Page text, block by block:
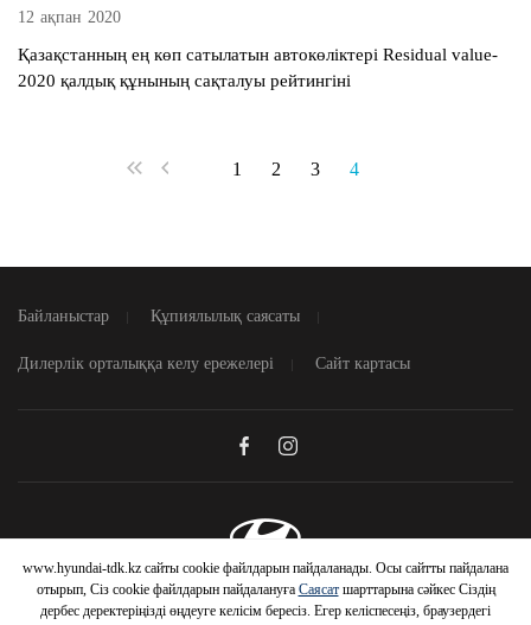
12 ақпан 2020
Қазақстанның ең көп сатылатын автокөліктері Residual value-
2020 қалдық құнының сақталуы рейтингіні
1 2 3 4
Байланыстар Құпиялылық саясаты
Дилерлік орталыққа келу ережелері Сайт картасы
© 2026 Hyundai Motor Company
www.hyundai-tdk.kz сайты cookie файлдарын пайдаланады. Осы сайтты пайдалана
отырып, Сіз cookie файлдарын пайдалануға Саясатшарттарына сәйкес Сіздің
дербес деректеріңізді өңдеуге келісім бересіз. Егер келіспесеңіз, браузердегі